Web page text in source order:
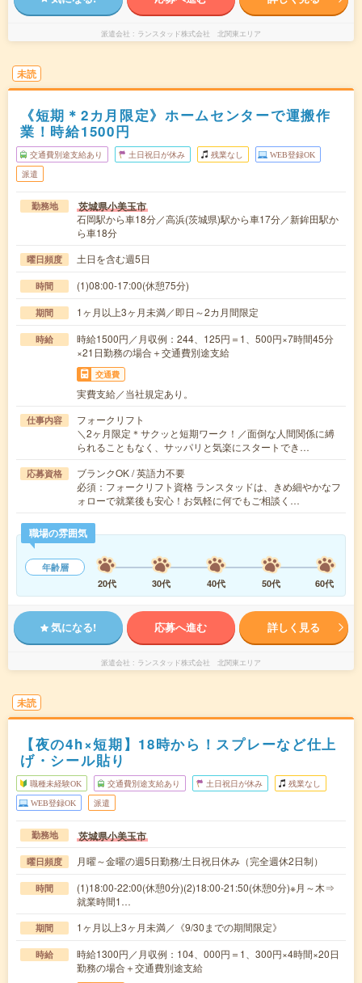
派遣会社 ランスタッド株式会社 北関東エリア
未読
《短期＊2カ月限定》ホームセンターで運搬作
業！時給1500円
交通費別途支給あり 土日祝日が休み 残業なし WEB登録OK
派遣
勤務地 茨城県小美玉市
石岡駅から車18分／高浜(茨城県)駅から車17分／新鉾田駅か
ら車18分
曜日頻度 土日を含む週5日
時間 (1)08:00-17:00(休憩75分)
期間 1ヶ月以上3ヶ月未満／即日～2カ月間限定
時給
時給1500円／月収例：244、125円＝1、500円×7時間45分
×21日勤務の場合＋交通費別途支給
交通費
実費支給／当社規定あり。
仕事内容
フォークリフト
＼2ヶ月限定＊サクッと短期ワーク！／面倒な人間関係に縛
られることもなく、サッパリと気楽にスタートでき…
応募資格
ブランクOK / 英語力不要
必須：フォークリフト資格 ランスタッドは、きめ細やかなフ
ォローで就業後も安心！お気軽に何でもご相談く…
職場の雰囲気
年齢層
20代
30代 40代 50代 60代
気になる! 応募へ進む 詳しく見る
派遣会社 ランスタッド株式会社 北関東エリア
未読
【夜の4h×短期】18時から！スプレーなど仕上
げ・シール貼り
職種未経験OK 交通費別途支給あり 土日祝日が休み 残業なし
WEB登録OK 派遣
勤務地 茨城県小美玉市
曜日頻度 月曜～金曜の週5日勤務/土日祝日休み（完全週休2日制）
時間
(1)18:00-22:00(休憩0分)(2)18:00-21:50(休憩0分)※月～木⇒
就業時間1…
期間 1ヶ月以上3ヶ月未満／《9/30までの期間限定》
時給
時給1300円／月収例：104、000円＝1、300円×4時間×20日
勤務の場合＋交通費別途支給